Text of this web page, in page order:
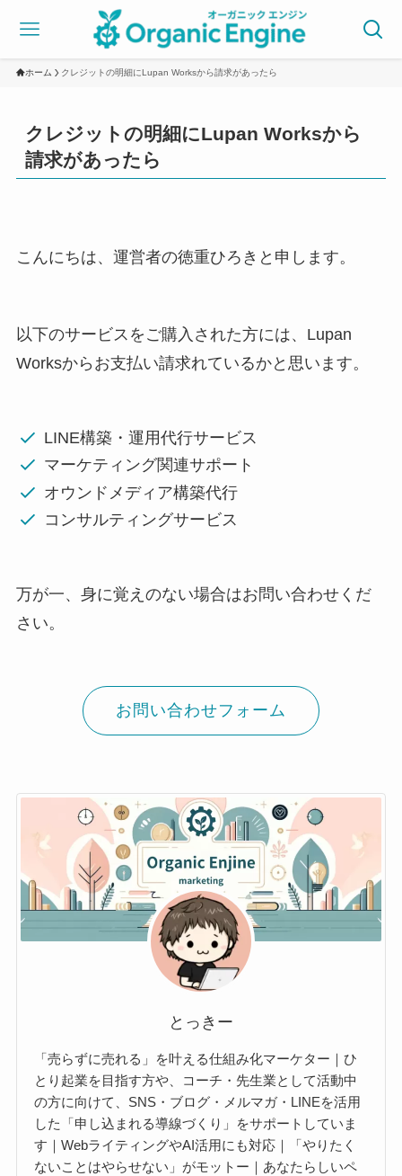
ホーム クレジットの明細にLupan Worksから請求があったら
クレジットの明細にLupan Worksから
請求があったら
こんにちは、運営者の徳重ひろきと申します。
以下のサービスをご購入された方には、Lupan
Worksからお支払い請求れているかと思います。
LINE構築・運用代行サービス
マーケティング関連サポート
オウンドメディア構築代行
コンサルティングサービス
万が一、身に覚えのない場合はお問い合わせくだ
さい。
お問い合わせフォーム
とっきー
「売らずに売れる」を叶える仕組み化マーケター｜ひ
とり起業を目指す方や、コーチ・先生業として活動中
の方に向けて、SNS・ブログ・メルマガ・LINEを活用
した「申し込まれる導線づくり」をサポートしていま
す｜WebライティングやAI活用にも対応｜「やりたく
ないことはやらせない」がモットー｜あなたらしいペ